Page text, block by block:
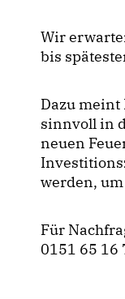
Wir
bis
Dazu
sinnvoll in
neuen
werden,
Für
0151 65 16